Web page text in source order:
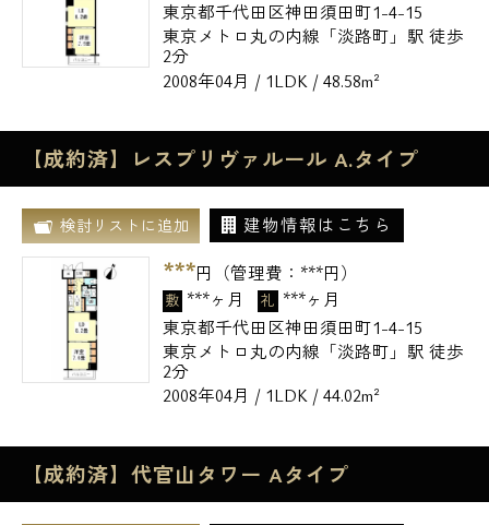
東京都千代田区神田須田町1-4-15
東京メトロ丸の内線「淡路町」駅 徒歩
2分
2008年04月 / 1LDK / 48.58m²
【成約済】レスプリヴァルール A.タイプ
検討リストに追加 建物情報はこちら
***円（管理費： ***円）
敷 ***ヶ月 礼 ***ヶ月
東京都千代田区神田須田町1-4-15
東京メトロ丸の内線「淡路町」駅 徒歩
2分
2008年04月 / 1LDK / 44.02m²
【成約済】代官山タワー Aタイプ